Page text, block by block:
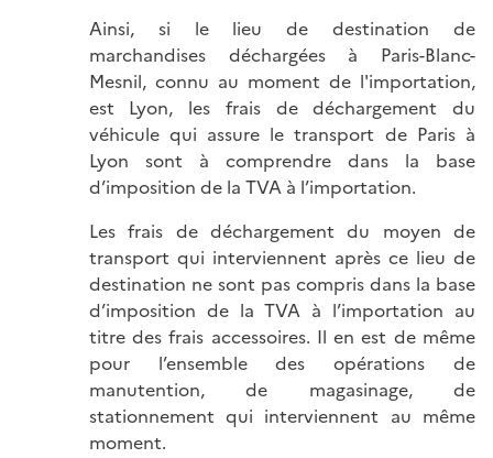
Ainsi, si le lieu de destination de
marchandises déchargées à Paris-Blanc-
Mesnil, connu au moment de l'importation,
est Lyon, les frais de déchargement du
véhicule qui assure le transport de Paris à
Lyon sont à comprendre dans la base
d’imposition de la TVA à l’importation.
Les frais de déchargement du moyen de
transport qui interviennent après ce lieu de
destination ne sont pas compris dans la base
d’imposition de la TVA à l’importation au
titre des frais accessoires. Il en est de même
pour l’ensemble des opérations de
manutention, de magasinage, de
stationnement qui interviennent au même
moment.